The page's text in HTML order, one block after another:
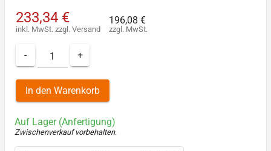
233,34 €
inkl. MwSt. zzgl. Versand
196,08 €
zzgl. MwSt.
- +
In den Warenkorb
Auf Lager (Anfertigung)
Zwischenverkauf vorbehalten.